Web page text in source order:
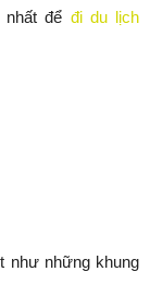
để đi du lịch
như những khung